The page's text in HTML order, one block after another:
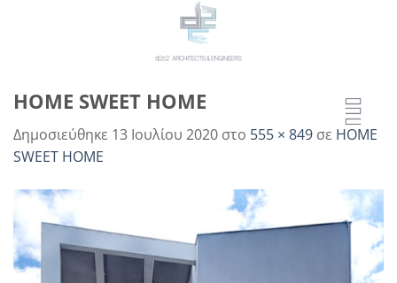
HOME SWEET HOME
Δημοσιεύθηκε 13 Ιουλίου 2020 στο 555 × 849 σε HOME
SWEET HOME